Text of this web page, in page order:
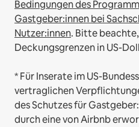
Bedingungen des
Gastgeber:innen bei
Nutzer:innen. Bitte
Deckungsgrenzen in US-
* Für Inserate im US-
vertraglichen
des Schutzes für
durch eine von Airbnb